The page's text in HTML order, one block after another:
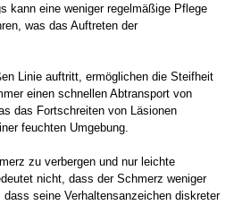
kann eine weniger regelmäßige Pflege
was das Auftreten der
Linie auftritt, ermöglichen die Steifheit
einen schnellen Abtransport von
das Fortschreiten von Läsionen
feuchten Umgebung.
zu verbergen und nur leichte
nicht, dass der Schmerz weniger
seine Verhaltensanzeichen diskreter